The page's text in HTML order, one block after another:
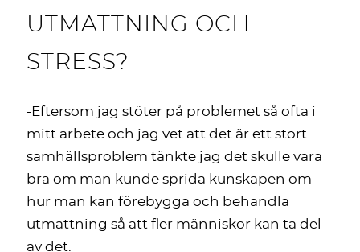
UTMATTNING OCH
STRESS?
-Eftersom jag stöter på problemet så ofta i
mitt arbete och jag vet att det är ett stort
samhällsproblem tänkte jag det skulle vara
bra om man kunde sprida kunskapen om
hur man kan förebygga och behandla
utmattning så att fler människor kan ta del
av det.